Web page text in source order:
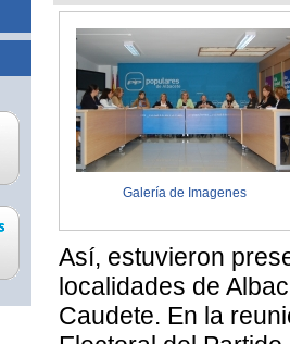
Galería de Imagenes
Así, estuvieron
localidades de
Caudete. En la